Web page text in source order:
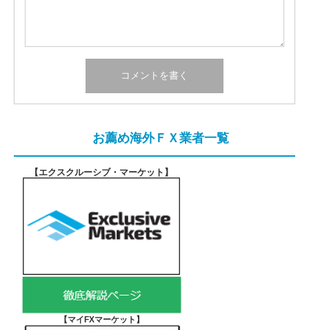
お薦め海外ＦＸ業者一覧
【エクスクルーシブ・マーケット 】
【マイFXマーケット 】